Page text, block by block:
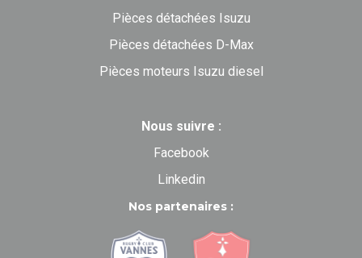
Pièces détachées Isuzu
Pièces détachées D-Max
Pièces moteurs Isuzu diesel
Nous suivre :
Facebook
Linkedin
Nos partenaires :